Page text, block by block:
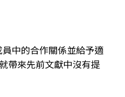
中的合作關係並給予適
帶來先前文獻中沒有提